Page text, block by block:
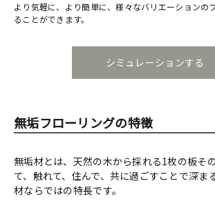
より気軽に、より簡単に、様々なバリエーションの
ることができます。
シミュレーションする
無垢フローリングの特徴
無垢材とは、天然の木から採れる1枚の板そ
て、触れて、住んで、共に過ごすことで深ま
材ならではの特長です。